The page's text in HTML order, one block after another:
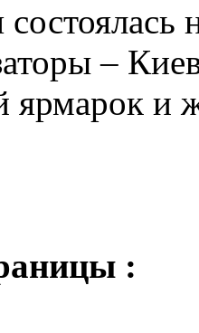
–
ярмарок и
: